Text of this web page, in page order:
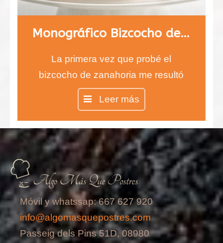
Monográfico Bizcocho de Zanahoria, carrot cake
La primera vez que probé el
bizcocho de zanahoria me resultó
difícil de creer, ¿un bizcocho de
Pues sí, así es, y está
verdaderamente delicioso. Jugad a
que vuestros invitados adivinen el
componente principal, se
sorprenderán…
Leer más
Móvil y whatssap: 667 627 920
info@algomasquepostres.com
Passeig dels Pins 51D, 08980